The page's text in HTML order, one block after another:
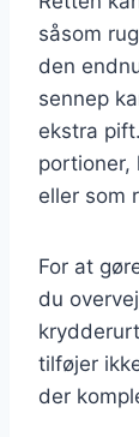
såsom
den
sennep
ekstra
portioner,
eller som
For at
du
tilføjer
der